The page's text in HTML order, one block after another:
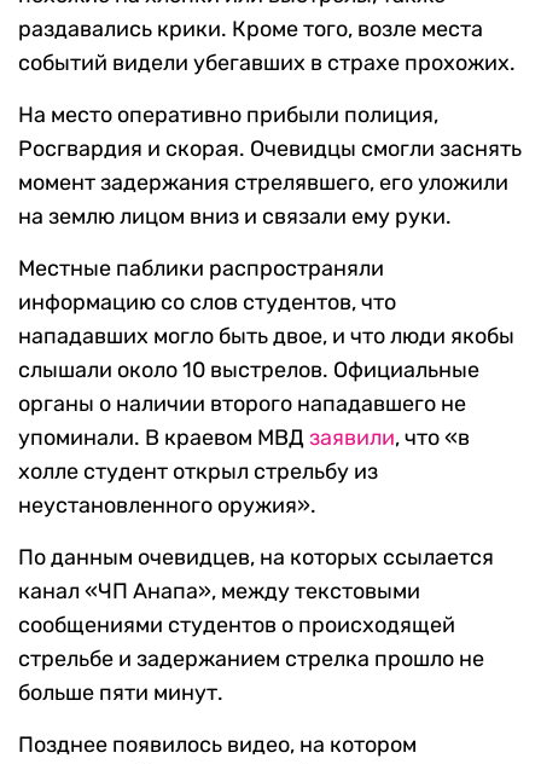
раздавались крики. Кроме того, возле места
событий видели убегавших в страхе прохожих.
На место оперативно прибыли полиция,
Росгвардия и скорая. Очевидцы смогли заснять
момент задержания стрелявшего, его уложили
на землю лицом вниз и связали ему руки.
Местные паблики распространяли
информацию со слов студентов, что
нападавших могло быть двое, и что люди якобы
слышали около 10 выстрелов. Официальные
органы о наличии второго нападавшего не
упоминали. В краевом МВДзаявили, что «в
холле студент открыл стрельбу из
неустановленного оружия».
По данным очевидцев, на которых ссылается
канал «ЧП Анапа», между текстовыми
сообщениями студентов о происходящей
стрельбе и задержанием стрелка прошло не
больше пяти минут.
Позднее появилось видео, на котором